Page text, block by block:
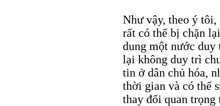
Như vậy, theo ý tôi,
rất có thể bị chặn
dung một nước
lại không duy trì
tin ở dân chủ hóa,
thời gian và có thể
thay đổi quan